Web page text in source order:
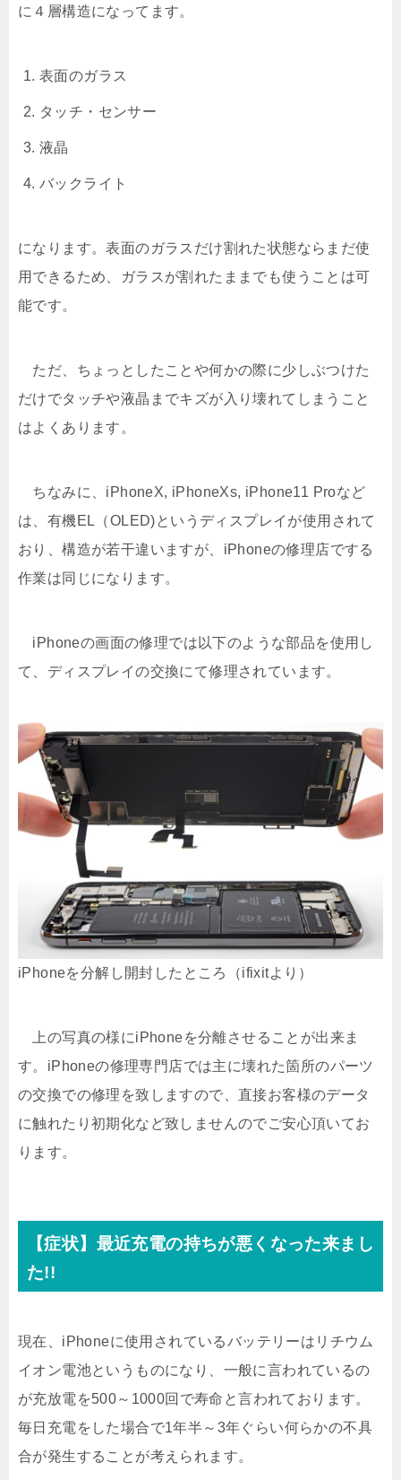
に４層構造になってます。
表面のガラス
タッチ・センサー
液晶
バックライト
になります。表面のガラスだけ割れた状態ならまだ使
用できるため、ガラスが割れたままでも使うことは可
能です。
ただ、ちょっとしたことや何かの際に少しぶつけた
だけでタッチや液晶までキズが入り壊れてしまうこと
はよくあります。
ちなみに、iPhoneX, iPhoneXs, iPhone11 Proなど
は、有機EL（OLED)というディスプレイが使用されて
おり、構造が若干違いますが、iPhoneの修理店でする
作業は同じになります。
iPhoneの画面の修理では以下のような部品を使用し
て、ディスプレイの交換にて修理されています。
iPhoneを分解し開封したところ（ifixitより）
上の写真の様にiPhoneを分離させることが出来ま
す。iPhoneの修理専門店では主に壊れた箇所のパーツ
の交換での修理を致しますので、直接お客様のデータ
に触れたり初期化など致しませんのでご安心頂いてお
ります。
【症状】最近充電の持ちが悪くなった来まし
た!!
現在、iPhoneに使用されているバッテリーはリチウム
イオン電池というものになり、一般に言われているの
が充放電を500～1000回で寿命と言われております。
毎日充電をした場合で1年半～3年ぐらい何らかの不具
合が発生することが考えられます。